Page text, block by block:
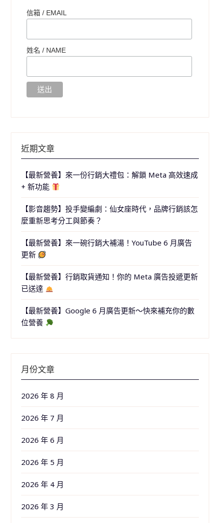
信箱 / EMAIL
姓名 / NAME
近期文章
【最新營養】來一份行銷大禮包：解鎖 Meta 高效速成
+ 新功能
【影音趨勢】投手變編劇：仙女座時代，品牌行銷該怎
麼重新思考分工與節奏？
【最新營養】來一碗行銷大補湯！YouTube 6 月廣告
更新
【最新營養】行銷取貨通知！你的 Meta 廣告投遞更新
已送達
【最新營養】Google 6 月廣告更新～快來補充你的數
位營養
月份文章
2026 年 8 月
2026 年 7 月
2026 年 6 月
2026 年 5 月
2026 年 4 月
2026 年 3 月